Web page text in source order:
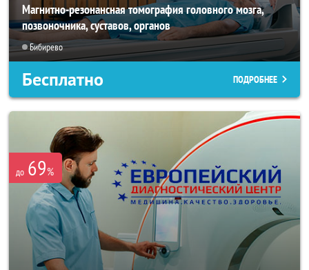
Магнитно-резонансная томография головного мозга,
позвоночника, суставов, органов
Бибирево
Бесплатно ПОДРОБНЕЕ
до 69%